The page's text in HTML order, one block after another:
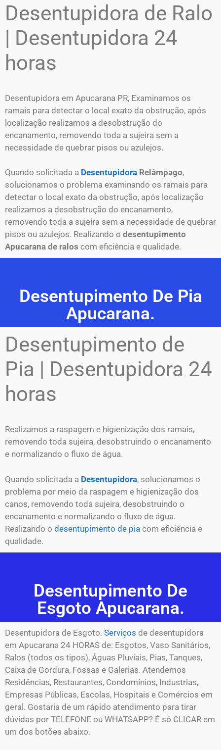
Desentupidora de Ralo
| Desentupidora 24
horas
Desentupidora em Apucarana PR, Examinamos os
ramais para detectar o local exato da obstrução, após
localização realizamos a desobstrução do
encanamento, removendo toda a sujeira sem a
necessidade de quebrar pisos ou azulejos.
Quando solicitada a Desentupidora Relâmpago,
solucionamos o problema examinando os ramais para
detectar o local exato da obstrução, após localização
realizamos a desobstrução do encanamento,
removendo toda a sujeira sem a necessidade de quebrar
pisos ou azulejos. Realizando o desentupimento
Apucarana de ralos com eficiência e qualidade.
Desentupimento De Pia
Apucarana.
Desentupimento de
Pia | Desentupidora 24
horas
Realizamos a raspagem e higienização dos ramais,
removendo toda sujeira, desobstruindo o encanamento
e normalizando o fluxo de água.
Quando solicitada a Desentupidora, solucionamos o
problema por meio da raspagem e higienização dos
canos, removendo toda sujeira, desobstruindo o
encanamento e normalizando o fluxo de água.
Realizando o desentupimento de pia com eficiência e
qualidade.
Desentupimento De
Esgoto Apucarana.
Desentupidora de Esgoto. Serviços de desentupidora
em Apucarana 24 HORAS de: Esgotos, Vaso Sanitários,
Ralos (todos os tipos), Águas Pluviais, Pias, Tanques,
Caixa de Gordura, Fossas e Galerias. Atendemos
Residências, Restaurantes, Condomínios, Industrias,
Empresas Públicas, Escolas, Hospitais e Comércios em
geral. Gostaria de um rápido atendimento para tirar
dúvidas por TELEFONE ou WHATSAPP? É só CLICAR em
um dos botões abaixo.